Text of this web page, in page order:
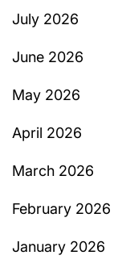
July 2026
June 2026
May 2026
April 2026
March 2026
February 2026
January 2026